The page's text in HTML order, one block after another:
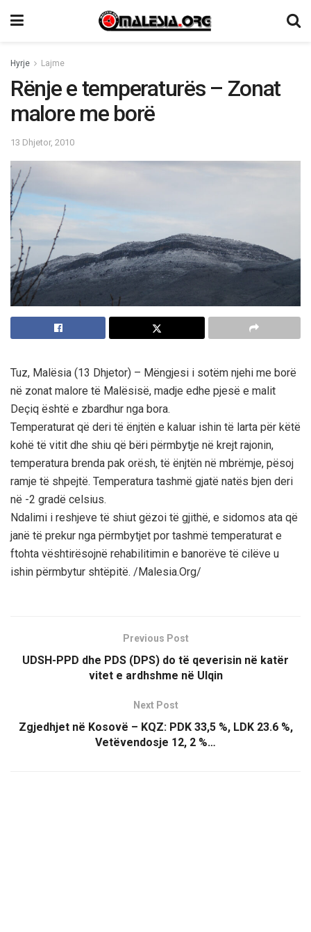
Hyrje Lajme
Rënje e temperaturës – Zonat
malore me borë
13 Dhjetor, 2010
Tuz, Malësia (13 Dhjetor) – Mëngjesi i sotëm njehi me borë
në zonat malore të Malësisë, madje edhe pjesë e malit
Deçiq është e zbardhur nga bora.
Temperaturat që deri të ënjtën e kaluar ishin të larta për këtë
kohë të vitit dhe shiu që bëri përmbytje në krejt rajonin,
temperatura brenda pak orësh, të ënjtën në mbrëmje, pësoj
ramje të shpejtë. Temperatura tashmë gjatë natës bjen deri
në -2 gradë celsius.
Ndalimi i reshjeve të shiut gëzoi të gjithë, e sidomos ata që
janë të prekur nga përmbytjet por tashmë temperaturat e
ftohta vështirësojnë rehabilitimin e banorëve të cilëve u
ishin përmbytur shtëpitë. /Malesia.Org/
Previous Post
UDSH-PPD dhe PDS (DPS) do të qeverisin në katër
vitet e ardhshme në Ulqin
Next Post
Zgjedhjet në Kosovë – KQZ: PDK 33,5 %, LDK 23.6 %,
Vetëvendosje 12, 2 %…